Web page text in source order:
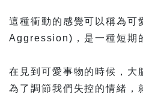
這種衝動的感覺可以稱為可
Aggression)，是一種短期
在見到可愛事物的時候，大
為了調節我們失控的情緒，